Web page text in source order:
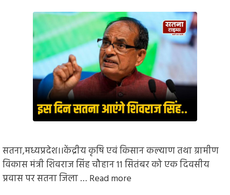
सतना,मध्यप्रदेश।।केंद्रीय कृषि एवं किसान कल्याण तथा ग्रामीण
विकास मंत्री शिवराज सिंह चौहान 11 सितंबर को एक दिवसीय
प्रवास पर सतना जिला … Read more